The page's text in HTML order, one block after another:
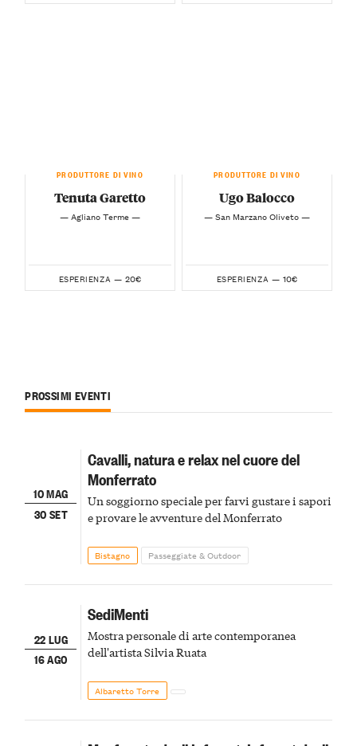
PRODUTTORE DI VINO
Tenuta Garetto
— Agliano Terme —
ESPERIENZA — 20€
PRODUTTORE DI VINO
Ugo Balocco
— San Marzano Oliveto —
ESPERIENZA — 10€
PROSSIMI EVENTI
10 MAG
30 SET
Cavalli, natura e relax nel cuore del
Monferrato
Un soggiorno speciale per farvi gustare i sapori
e provare le avventure del Monferrato
Bistagno Passeggiate & Outdoor
22 LUG
16 AGO
SediMenti
Mostra personale di arte contemporanea
dell'artista Silvia Ruata
Albaretto Torre